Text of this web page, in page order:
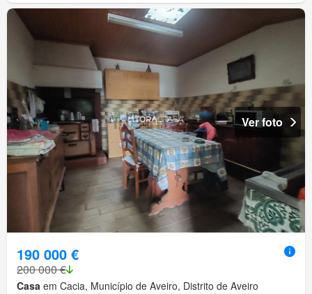
Ver foto
190 000 €
200 000 €
Casa em Cacia, Município de Aveiro, Distrito de Aveiro